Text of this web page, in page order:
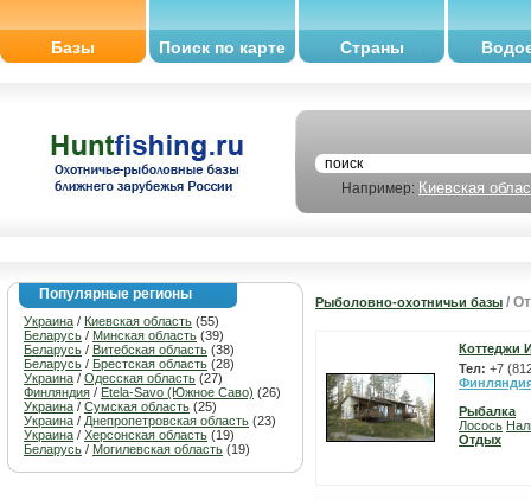
Базы Поиск по карте Страны
Например: Киевская
Популярные регионы
Украина / Киевская область (55)
Беларусь / Минская область (39)
Беларусь / Витебская область (38)
Беларусь / Брестская область (28)
Украина / Одесская область (27)
Финляндия / Etela-Savo (Южное Саво) (26)
Украина / Сумская область (25)
Украина / Днепропетровская область (23)
Украина / Херсонская область (19)
Беларусь / Могилевская область (19)
Рыболовно-охотничьи базы /
Коттеджи
Тел: +7
Рыбалка
Лосось
Отдых